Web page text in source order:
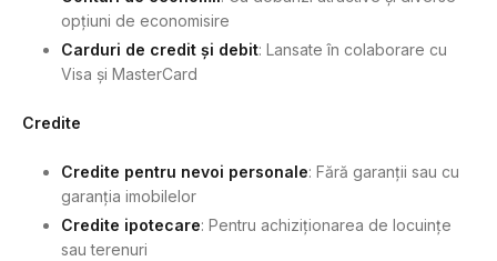
opțiuni de economisire
Carduri de credit și debit: Lansate în colaborare cu
Visa și MasterCard
Credite
Credite pentru nevoi personale: Fără garanții sau cu
garanția imobilelor
Credite ipotecare: Pentru achiziționarea de locuințe
sau terenuri